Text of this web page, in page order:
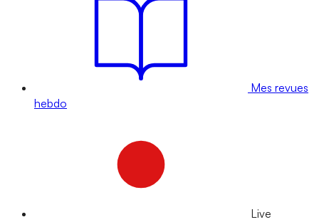
Mes revues
hebdo
Live